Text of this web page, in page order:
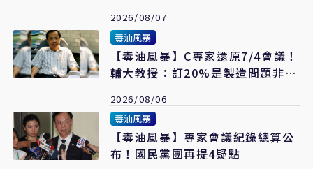
2026/08/07
毒油風暴
【毒油風暴】C專家還原7/4會議！
輔大教授：訂20%是製造問題非解
2026/08/06
毒油風暴
【毒油風暴】專家會議紀錄總算公
布！國民黨團再提4疑點